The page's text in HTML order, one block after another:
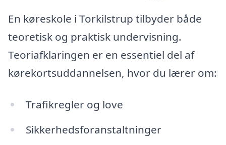
En køreskole i Torkilstrup tilbyder både
teoretisk og praktisk undervisning.
Teoriafklaringen er en essentiel del af
kørekortsuddannelsen, hvor du lærer om:
Trafikregler og love
Sikkerhedsforanstaltninger